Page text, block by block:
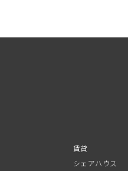
賃貸
シェアハウス